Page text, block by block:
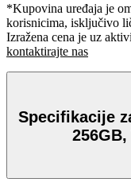
*Kupovina uređaja je
korisnicima, isključivo
Izražena cena je uz
kontaktirajte nas
Specifikacije